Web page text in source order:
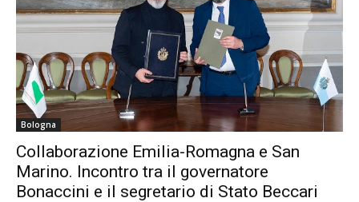
Bologna
Collaborazione Emilia-Romagna e San
Marino. Incontro tra il governatore
Bonaccini e il segretario di Stato Beccari